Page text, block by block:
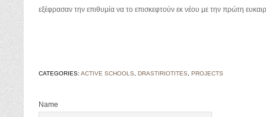
εξέφρασαν την επιθυμία να το επισκεφτούν εκ νέου με την πρώτη
CATEGORIES: ACTIVE SCHOOLS DRASTIRIOTITES PROJECTS
Name